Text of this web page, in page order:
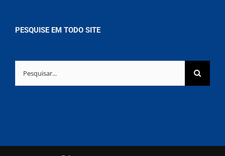
PESQUISE EM TODO SITE